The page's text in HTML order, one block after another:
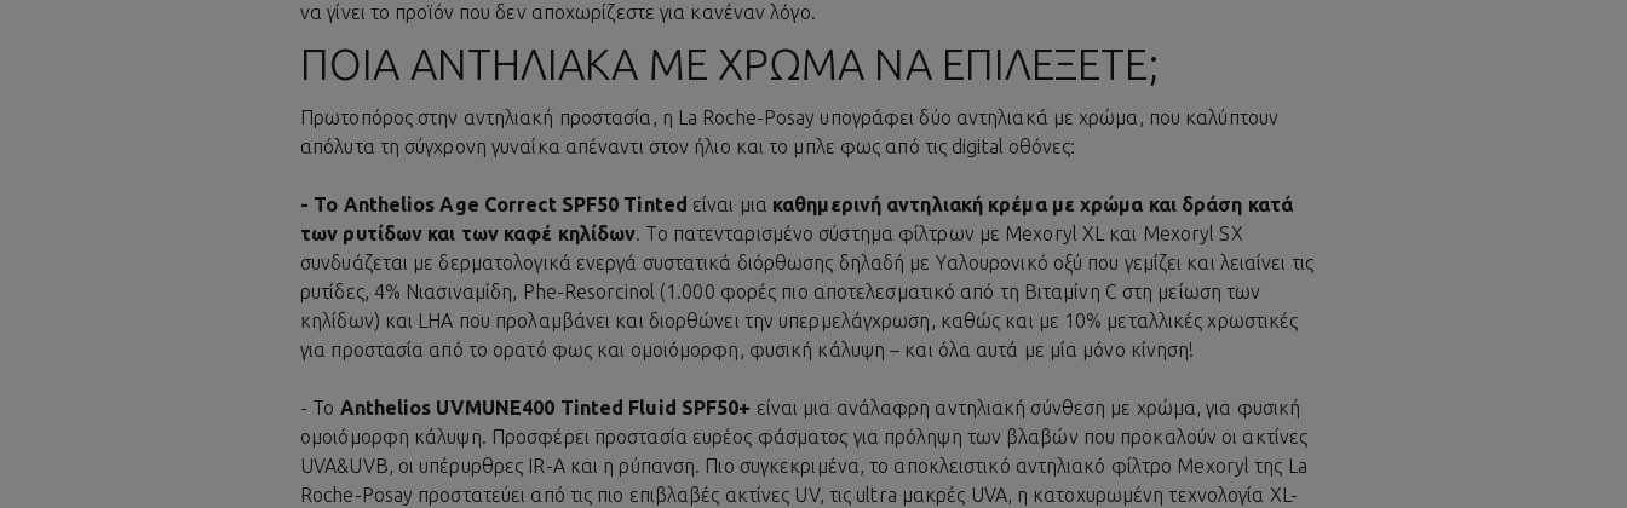
να γίνει το προϊόν που δεν αποχωρίζεστε για κανέναν λόγο.
ΠΟΙΑ ΑΝΤΗΛΙΑΚΆ ΜΕ ΧΡΏΜΑ ΝΑ ΕΠΙΛΈΞΕΤΕ;
Πρωτοπόρος στην αντηλιακή προστασία, η La Roche-Posay υπογράφει δύο αντηλιακά με χρώμα, που καλύπτουν
απόλυτα τη σύγχρονη γυναίκα απέναντι στον ήλιο και το μπλε φως από τις digital οθόνες:
- Το Anthelios Age Correct SPF50 Tinted είναι μια καθημερινή αντηλιακή κρέμα με χρώμα και δράση κατά
των ρυτίδων και των καφέ κηλίδων. Το πατενταρισμένο σύστημα φίλτρων με Mexoryl XL και Mexoryl SΧ
συνδυάζεται με δερματολογικά ενεργά συστατικά διόρθωσης δηλαδή με Υαλουρονικό οξύ που γεμίζει και λειαίνει τις
ρυτίδες, 4% Νιασιναμίδη, Phe-Resorcinol (1.000 φορές πιο αποτελεσματικό από τη Βιταμίνη C στη μείωση των
κηλίδων) και LHA που προλαμβάνει και διορθώνει την υπερμελάγχρωση, καθώς και με 10% μεταλλικές χρωστικές
για προστασία από το ορατό φως και ομοιόμορφη, φυσική κάλυψη – και όλα αυτά με μία μόνο κίνηση!
- Το Anthelios UVMUNE400 Tinted Fluid SPF50+ είναι μια ανάλαφρη αντηλιακή σύνθεση με χρώμα, για φυσική
ομοιόμορφη κάλυψη. Προσφέρει προστασία ευρέος φάσματος για πρόληψη των βλαβών που προκαλούν οι ακτίνες
UVA&UVB, οι υπέρυρθρες IR-A και η ρύπανση. Πιο συγκεκριμένα, το αποκλειστικό αντηλιακό φίλτρο Mexoryl της La
Roche-Posay προστατεύει από τις πιο επιβλαβές ακτίνες UV, τις ultra μακρές UVA, η κατοχυρωμένη τεχνολογία XL-